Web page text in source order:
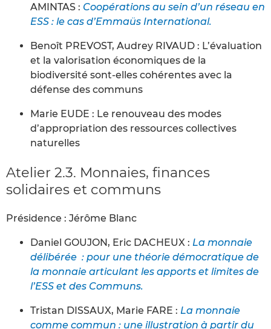
AMINTAS : Coopérations au sein d’un réseau en
ESS : le cas d’Emmaüs International.
Benoît PREVOST, Audrey RIVAUD : L’évaluation
et la valorisation économiques de la
biodiversité sont-elles cohérentes avec la
défense des communs
Marie EUDE : Le renouveau des modes
d’appropriation des ressources collectives
naturelles
Atelier 2.3. Monnaies, finances
solidaires et communs
Présidence : Jérôme Blanc
Daniel GOUJON, Eric DACHEUX : La monnaie
délibérée : pour une théorie démocratique de
la monnaie articulant les apports et limites de
l’ESS et des Communs.
Tristan DISSAUX, Marie FARE : La monnaie
comme commun : une illustration à partir du